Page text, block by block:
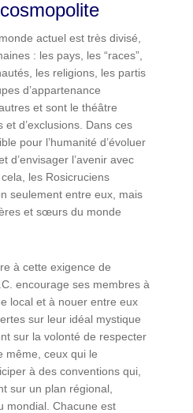
actuel est très divisé,
: les pays, les “races”,
les religions, les partis
d’appartenance
et sont le théâtre
et d’exclusions. Dans ces
pour l’humanité d’évoluer
d’envisager l’avenir avec
les Rosicruciens
seulement entre eux, mais
et sœurs du monde
à cette exigence de
encourage ses membres à
local et à nouer entre eux
sur leur idéal mystique
sur la volonté de respecter
même, ceux qui le
à des conventions qui,
sur un plan régional,
mondial. Chacune est